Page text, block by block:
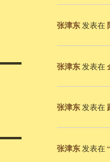
张津东发表在
张津东发表在
张津东发表在
张津东发表在